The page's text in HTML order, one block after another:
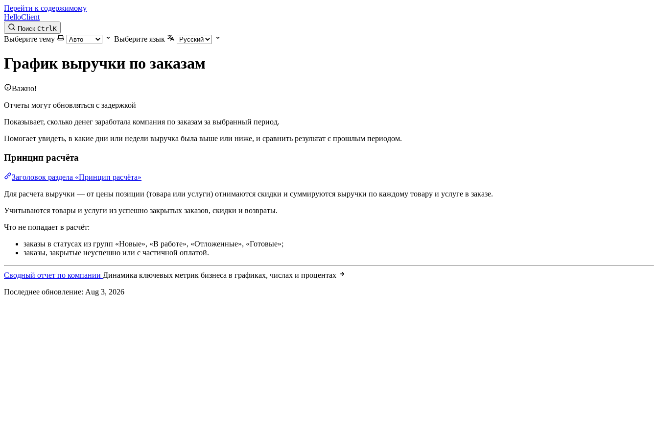
Перейти к содержимому
HelloClient
Поиск CtrlK
Выберите тему Выберите язык
График выручки по заказам
Важно!
Отчеты могут обновляться с задержкой
Показывает, сколько денег заработала компания по заказам за выбранный период.
Помогает увидеть, в какие дни или недели выручка была выше или ниже, и сравнить результат с прошлым периодом.
Принцип расчёта
Заголовок раздела «Принцип расчёта»
Для расчета выручки — от цены позиции (товара или услуги) отнимаются скидки и суммируются выручки по каждому товару и услуге в заказе.
Учитываются товары и услуги из успешно закрытых заказов, скидки и возвраты.
Что не попадает в расчёт:
заказы в статусах из групп «Новые», «В работе», «Отложенные», «Готовые»;
заказы, закрытые неуспешно или с частичной оплатой.
Сводный отчет по компании Динамика ключевых метрик бизнеса в графиках, числах и процентах
Последнее обновление: Aug 3, 2026